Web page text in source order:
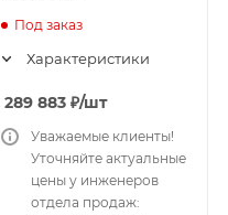
Под заказ
Характеристики
289 883 ₽/шт
Уважаемые клиенты!
Уточняйте актуальные
цены у инженеров
отдела продаж: